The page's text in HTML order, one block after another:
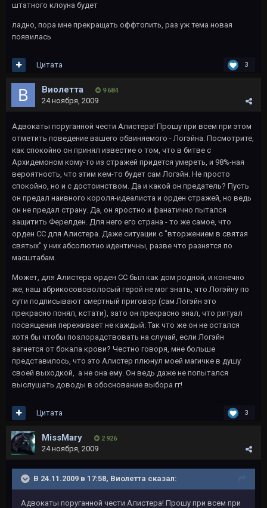
штатного клоуна будет
ладно, пора мне прекращать оффтопить, раз уж тема новая
появилась
3
Цитата
Виолетта 9 684
24 ноября, 2009
Адвокаты поруганной чести Алистера! Прошу при всем при этом
отметить поведение вашего обвиняемого - Логэйна. Посмотрите,
как спокойно он принял известие о том, что в битве с
Архидемоном кому-то из стражей придется умереть, и 98%-ная
вероятность, что этим кем-то будет сам Логэйн. Не просто
спокойно, но и с достоинством. Да и какой он предатель? Пусть
он предал наивного короля-идеалиста и орден стражей, но ведь
он не предал страну. Да, он яростно и фанатично пытался
защитить Ферелден. Для него его страна - то же самое, что
орден СС для Алистера. Даже ситуации с "вторжением в святая
святых" у них абсолютно идентичны, разве что разнятся по
масштабам.
Может, для Алистера орден СС был как дом родной, и конечно
же, наш абрикосововолосый герой не мог знать, что Логэйну по
сути подписывают смертный приговор (сам Логэйн это
прекрасно понял, кстати), зато он прекрасно знал, что ритуал
посвящения переживает не каждый. Так что же он не остался
хотя бы чтобы позлорадствовать на случай, если Логэйн
загнется от бокала крови? Честно говоря, мне больше
представилось, что это Алистер плюнул моей магичке в душу
своей выходкой, а не она ему. Он ведь даже не попытался
выслушать доводы в обоснование выбора гг!
3
Цитата
MissMary 2 926
24 ноября, 2009
В 24.11.2009 в 17:58, Виолетта сказал:
Адвокаты поруганной чести Алистера! Прошу при всем при